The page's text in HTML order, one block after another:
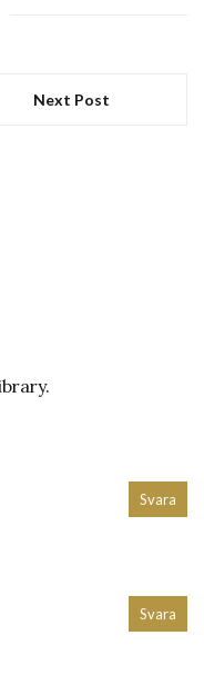
Next Post
Svara
Svara